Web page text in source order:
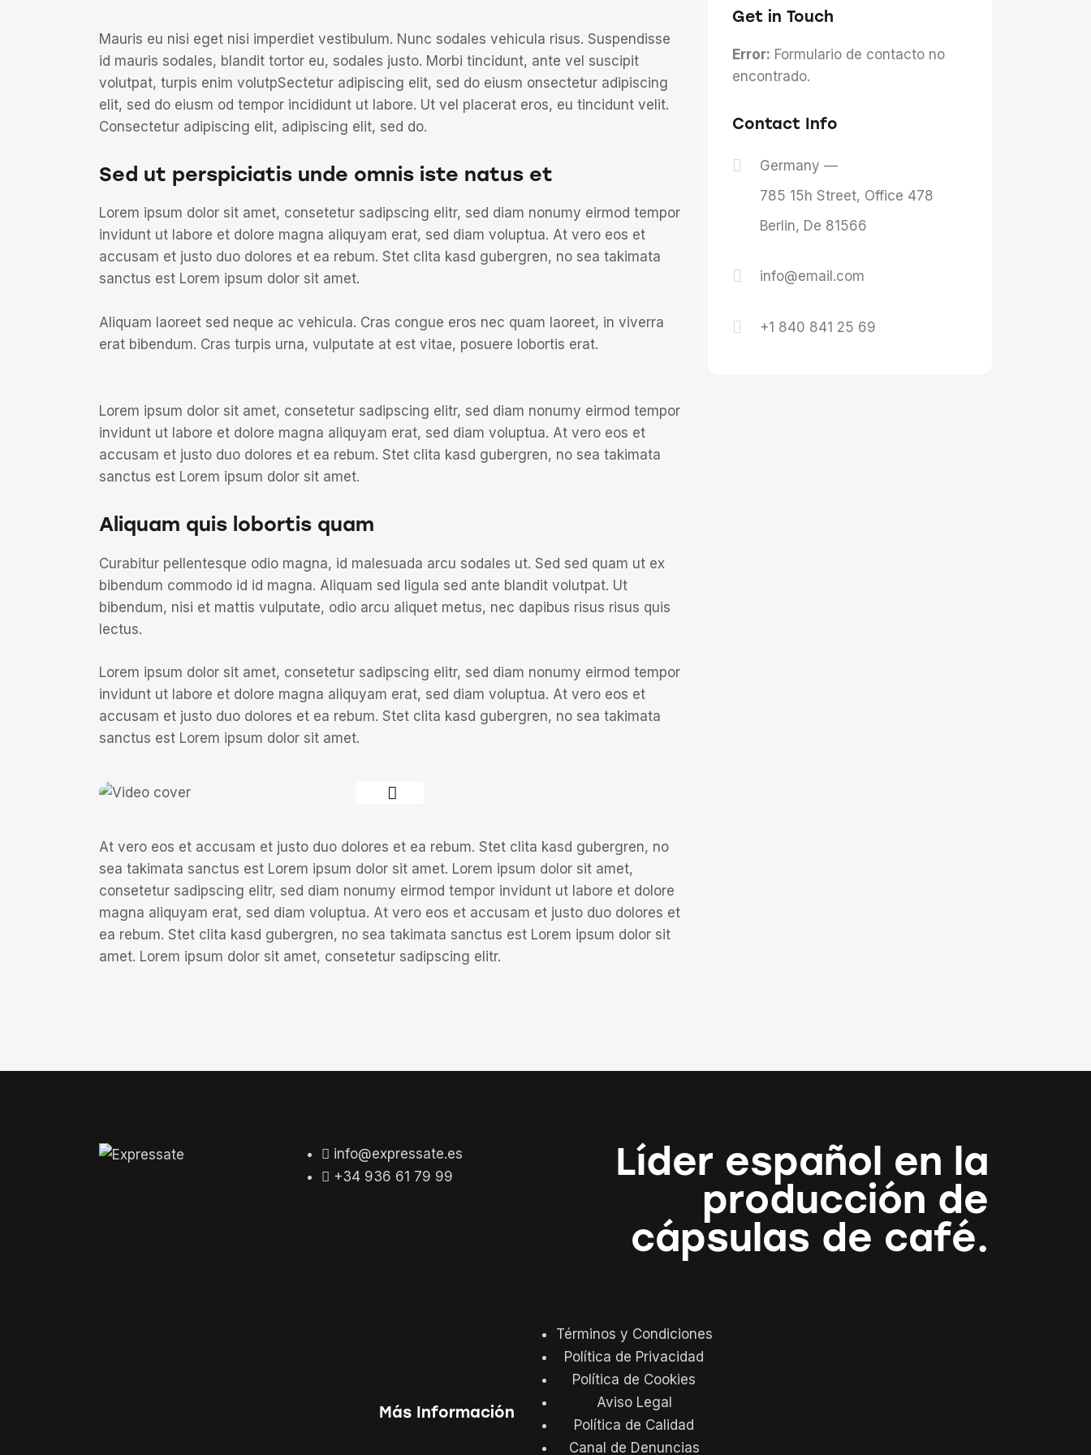
Mauris eu nisi eget nisi imperdiet vestibulum. Nunc sodales vehicula risus. Suspendisse
id mauris sodales, blandit tortor eu, sodales justo. Morbi tincidunt, ante vel suscipit
volutpat, turpis enim volutpSectetur adipiscing elit, sed do eiusm onsectetur adipiscing
elit, sed do eiusm od tempor incididunt ut labore. Ut vel placerat eros, eu tincidunt velit.
Consectetur adipiscing elit, adipiscing elit, sed do.
Sed ut perspiciatis unde omnis iste natus et
Lorem ipsum dolor sit amet, consetetur sadipscing elitr, sed diam nonumy eirmod tempor
invidunt ut labore et dolore magna aliquyam erat, sed diam voluptua. At vero eos et
accusam et justo duo dolores et ea rebum. Stet clita kasd gubergren, no sea takimata
sanctus est Lorem ipsum dolor sit amet.
Aliquam laoreet sed neque ac vehicula. Cras congue eros nec quam laoreet, in viverra
erat bibendum. Cras turpis urna, vulputate at est vitae, posuere lobortis erat.
Lorem ipsum dolor sit amet, consetetur sadipscing elitr, sed diam nonumy eirmod tempor
invidunt ut labore et dolore magna aliquyam erat, sed diam voluptua. At vero eos et
accusam et justo duo dolores et ea rebum. Stet clita kasd gubergren, no sea takimata
sanctus est Lorem ipsum dolor sit amet.
Aliquam quis lobortis quam
Curabitur pellentesque odio magna, id malesuada arcu sodales ut. Sed sed quam ut ex
bibendum commodo id id magna. Aliquam sed ligula sed ante blandit volutpat. Ut
bibendum, nisi et mattis vulputate, odio arcu aliquet metus, nec dapibus risus risus quis
lectus.
Lorem ipsum dolor sit amet, consetetur sadipscing elitr, sed diam nonumy eirmod tempor
invidunt ut labore et dolore magna aliquyam erat, sed diam voluptua. At vero eos et
accusam et justo duo dolores et ea rebum. Stet clita kasd gubergren, no sea takimata
sanctus est Lorem ipsum dolor sit amet.
At vero eos et accusam et justo duo dolores et ea rebum. Stet clita kasd gubergren, no
sea takimata sanctus est Lorem ipsum dolor sit amet. Lorem ipsum dolor sit amet,
consetetur sadipscing elitr, sed diam nonumy eirmod tempor invidunt ut labore et dolore
magna aliquyam erat, sed diam voluptua. At vero eos et accusam et justo duo dolores et
ea rebum. Stet clita kasd gubergren, no sea takimata sanctus est Lorem ipsum dolor sit
amet. Lorem ipsum dolor sit amet, consetetur sadipscing elitr.
Get in Touch
Error: Formulario de contacto no
encontrado.
Contact Info
Germany —
785 15h Street, Office 478
Berlin, De 81566
info@email.com
+1 840 841 25 69
info@expressate.es
+34 936 61 79 99
Líder español en la
producción de
cápsulas de café.
Más Información
Términos y Condiciones
Política de Privacidad
Política de Cookies
Aviso Legal
Política de Calidad
Canal de Denuncias